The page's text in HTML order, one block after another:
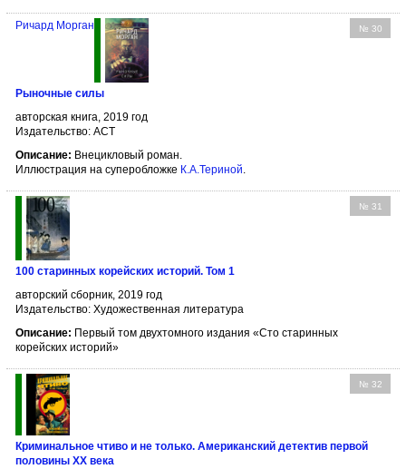
№ 30
Ричард Морган
Рыночные силы
авторская книга, 2019 год
Издательство: АСТ
Описание: Внецикловый роман.
Иллюстрация на суперобложке К.А.Териной.
№ 31
100 старинных корейских историй. Том 1
авторский сборник, 2019 год
Издательство: Художественная литература
Описание: Первый том двухтомного издания «Сто старинных
корейских историй»
№ 32
Криминальное чтиво и не только. Американский детектив первой
половины XX века